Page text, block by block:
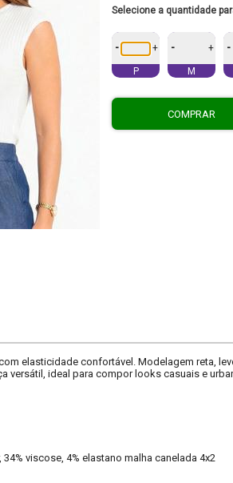
Selecione a quantidade
- +
P
- +
M
-
COMPRAR
elasticidade confortável. Modelagem reta,
versátil, ideal para compor looks casuais e
viscose, 4% elastano malha canelada 4x2